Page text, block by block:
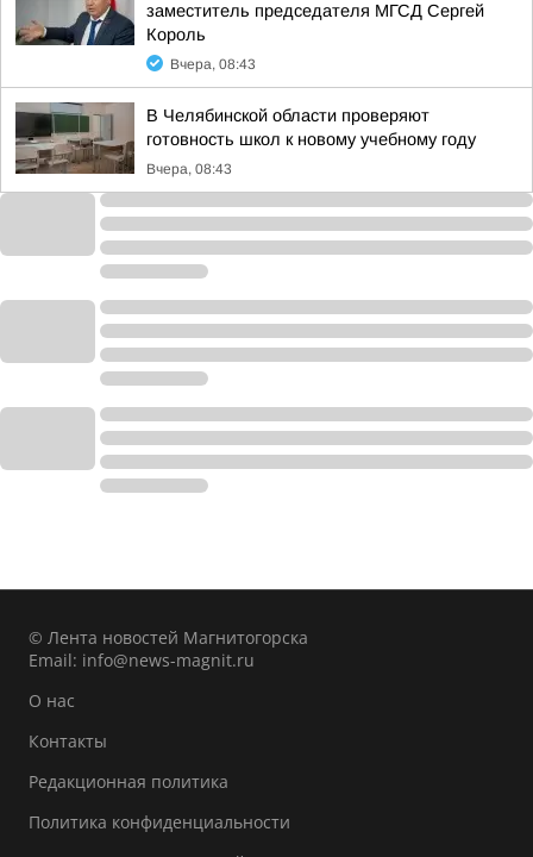
заместитель председателя МГСД Сергей
Король
Вчера, 08:43
В Челябинской области проверяют
готовность школ к новому учебному году
Вчера, 08:43
© Лента новостей Магнитогорска
Email: info@news-magnit.ru
О нас
Контакты
Редакционная политика
Политика конфиденциальности